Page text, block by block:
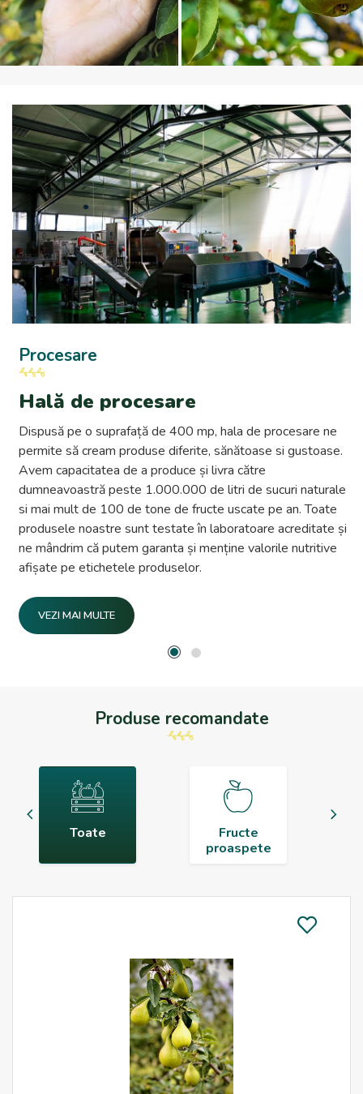
Procesare
Hală de procesare
Dispusă pe o suprafață de 400 mp, hala de procesare ne
permite să cream produse diferite, sănătoase si gustoase.
Avem capacitatea de a produce și livra către
dumneavoastră peste 1.000.000 de litri de sucuri naturale
si mai mult de 100 de tone de fructe uscate pe an. Toate
produsele noastre sunt testate în laboratoare acreditate și
ne mândrim că putem garanta și menține valorile nutritive
afișate pe etichetele produselor.
VEZI MAI MULTE
Produse recomandate
Toate
Fructe
proaspete